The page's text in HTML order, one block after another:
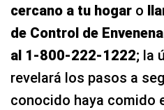
cercano a tu hogar o
de Control de
al 1-800-222-1222; la
revelará los pasos a
conocido haya comido